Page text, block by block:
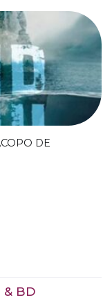
DE
& BD